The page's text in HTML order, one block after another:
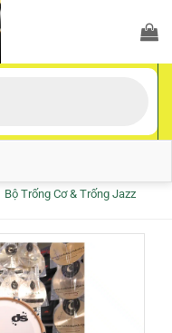
Bộ Trống Cơ & Trống Jazz